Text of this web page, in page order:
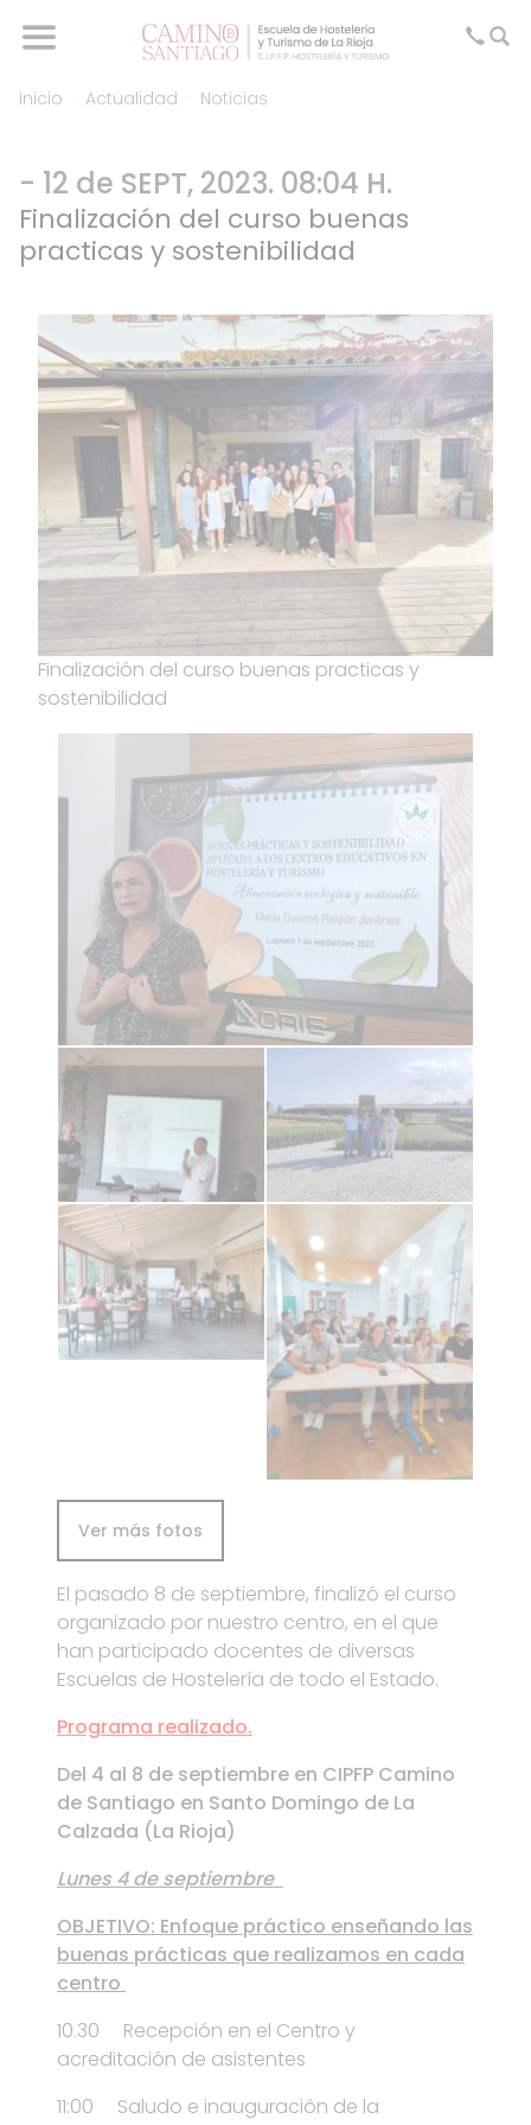
Inicio Actualidad Noticias
- 12 de SEPT, 2023. 08:04 H.
Finalización del curso buenas
practicas y sostenibilidad
Finalización del curso buenas practicas y
sostenibilidad
Ver más fotos
El pasado 8 de septiembre, finalizó el curso
organizado por nuestro centro, en el que
han participado docentes de diversas
Escuelas de Hostelería de todo el Estado.
Programa realizado.
Del 4 al 8 de septiembre en CIPFP Camino
de Santiago en Santo Domingo de La
Calzada (La Rioja)
Lunes 4 de septiembre
OBJETIVO: Enfoque práctico enseñando las
buenas prácticas que realizamos en cada
centro
10.30 Recepción en el Centro y
acreditación de asistentes
11:00 Saludo e inauguración de la